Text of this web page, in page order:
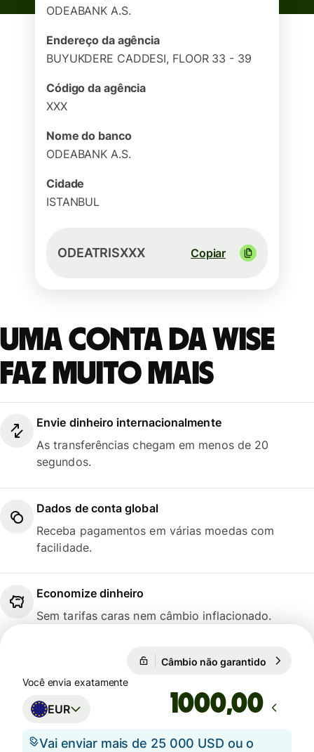
ODEABANK A.S.
Endereço da agência
BUYUKDERE CADDESI, FLOOR 33 - 39
Código da agência
XXX
Nome do banco
ODEABANK A.S.
Cidade
ISTANBUL
ODEATRISXXX Copiar
Uma conta da Wise
faz muito mais
Envie dinheiro internacionalmente
As transferências chegam em menos de 20
segundos.
Dados de conta global
Receba pagamentos em várias moedas com
facilidade.
Economize dinheiro
Sem tarifas caras nem câmbio inflacionado.
Câmbio não garantido
Você envia exatamente
EUR ,00
Vai enviar mais de 25 000 USD ou o